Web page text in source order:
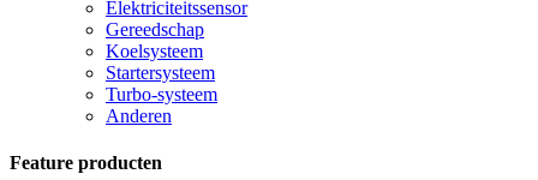
Elektriciteitssensor
Gereedschap
Koelsysteem
Startersysteem
Turbo-systeem
Anderen
Feature producten